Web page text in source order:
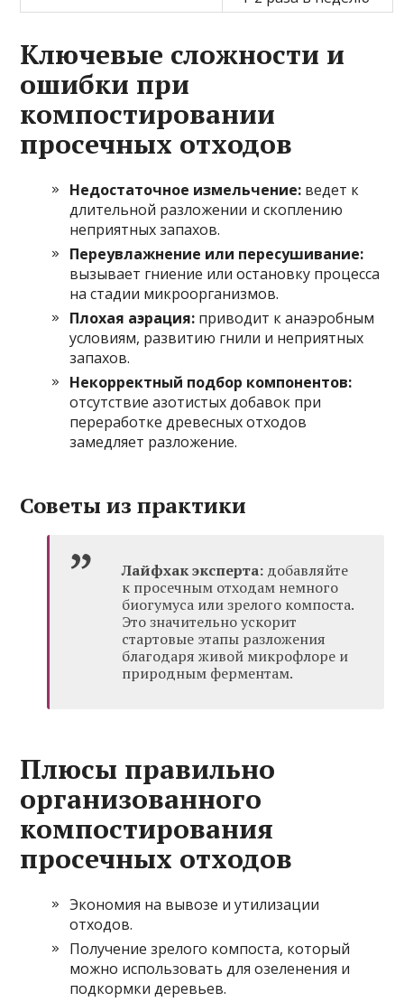
Ключевые сложности и
ошибки при
компостировании
просечных отходов
Недостаточное измельчение: ведет к
длительной разложении и скоплению
неприятных запахов.
Переувлажнение или пересушивание:
вызывает гниение или остановку процесса
на стадии микроорганизмов.
Плохая аэрация: приводит к анаэробным
условиям, развитию гнили и неприятных
запахов.
Некорректный подбор компонентов:
отсутствие азотистых добавок при
переработке древесных отходов
замедляет разложение.
Советы из практики
Лайфхак эксперта: добавляйте
к просечным отходам немного
биогумуса или зрелого компоста.
Это значительно ускорит
стартовые этапы разложения
благодаря живой микрофлоре и
природным ферментам.
Плюсы правильно
организованного
компостирования
просечных отходов
Экономия на вывозе и утилизации
отходов.
Получение зрелого компоста, который
можно использовать для озеленения и
подкормки деревьев.